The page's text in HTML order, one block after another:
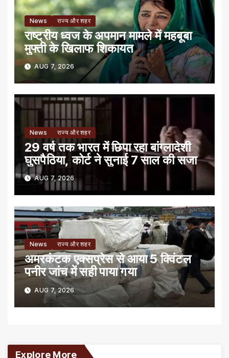
News राज्य और शहर
राष्ट्रीय ध्वज के अपमान मामले में महबूबा
मुफ्ती के खिलाफ शिकायत
AUG 7, 2026
News राज्य और शहर
29 वर्ष तक भारत में छिपा रहा बांग्लादेशी
घुसपैठिया, कोर्ट ने सुनाई 7 साल की सजा
AUG 7, 2026
News राज्य और शहर
अमरकंटक एक्सप्रेस से आया 5 क्विंटल
पनीर जांच में सही पाया गया
AUG 7, 2026
Explore More